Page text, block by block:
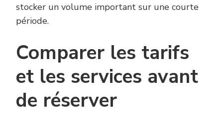
stocker un volume important sur une courte
période.
Comparer les tarifs
et les services avant
de réserver